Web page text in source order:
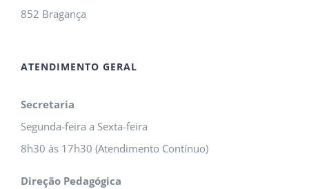
852 Bragança
ATENDIMENTO GERAL
Secretaria
Segunda-feira a Sexta-feira
8h30 às 17h30 (Atendimento Contínuo)
Direção Pedagógica